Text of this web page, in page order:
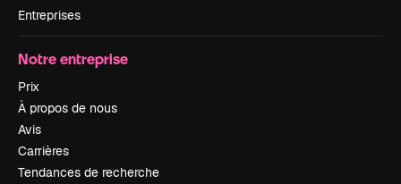
Entreprises
Notre entreprise
Prix
À propos de nous
Avis
Carrières
Tendances de recherche